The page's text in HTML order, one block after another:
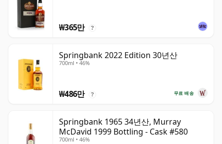
₩365만 ?
Springbank 2022 Edition 30년산
700ml • 46%
무료 배송
₩486만 ?
Springbank 1965 34년산, Murray
McDavid 1999 Bottling - Cask #580
700ml • 46%